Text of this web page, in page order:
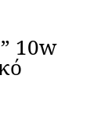
10w